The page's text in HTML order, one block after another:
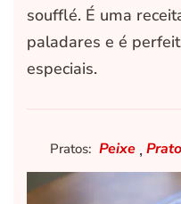
soufflé. É uma
paladares e é
especiais.
Pratos: Peixe ,